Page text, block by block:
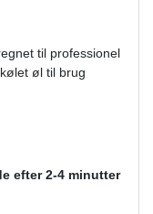
til professionel
øl til brug
efter 2-4 minutter